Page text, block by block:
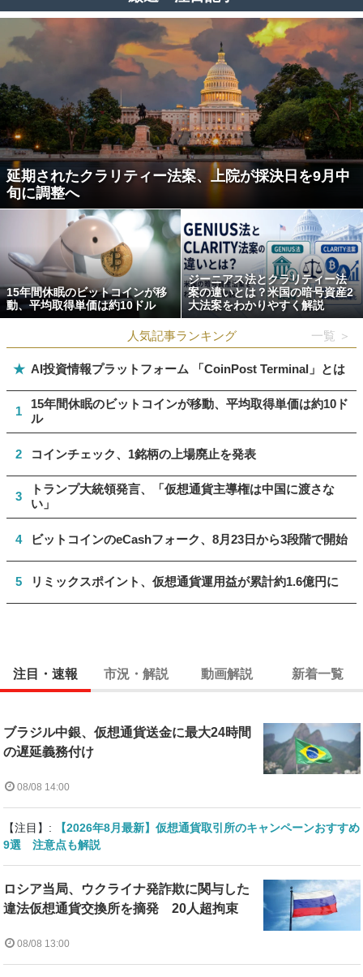
延期されたクラリティー法案、上院が採決日を9月中
旬に調整へ
15年間休眠のビットコインが移
動、平均取得単価は約10ドル
ジーニアス法とクラリティー法
案の違いとは？米国の暗号資産2
大法案をわかりやすく解説
人気記事ランキング 一覧 ＞
★ AI投資情報プラットフォーム 「CoinPost Terminal」とは
1
15年間休眠のビットコインが移動、平均取得単価は約10ド
ル
2 コインチェック、1銘柄の上場廃止を発表
3
トランプ大統領発言、「仮想通貨主導権は中国に渡さな
い」
4 ビットコインのeCashフォーク、8月23日から3段階で開始
5 リミックスポイント、仮想通貨運用益が累計約1.6億円に
注目・速報 市況・解説 動画解説 新着一覧
ブラジル中銀、仮想通貨送金に最大24時間
の遅延義務付け
08/08 14:00
【注目】:
【2026年8月最新】仮想通貨取引所のキャンペーンおすすめ
9選 注意点も解説
ロシア当局、ウクライナ発詐欺に関与した
違法仮想通貨交換所を摘発 20人超拘束
08/08 13:00